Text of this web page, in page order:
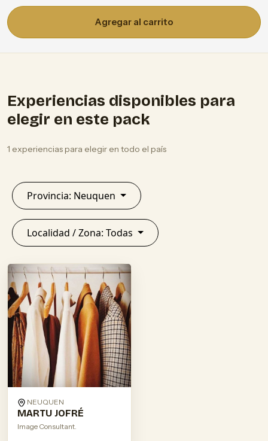
Agregar al carrito
Experiencias disponibles para
elegir en este pack
1 experiencias para elegir en todo el país
Provincia: Neuquen
Localidad / Zona: Todas
NEUQUEN
MARTU JOFRÉ
Image Consultant.